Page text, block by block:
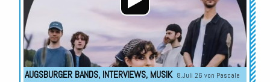
AUGSBURGER BANDS, INTERVIEWS, MUSIK 8.Juli 26 von Pascale